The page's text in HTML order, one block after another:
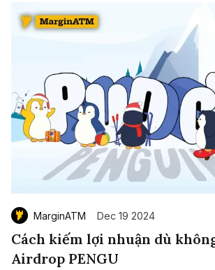
MarginATM Dec 19 2024
Cách kiếm lợi nhuận dù
Airdrop PENGU